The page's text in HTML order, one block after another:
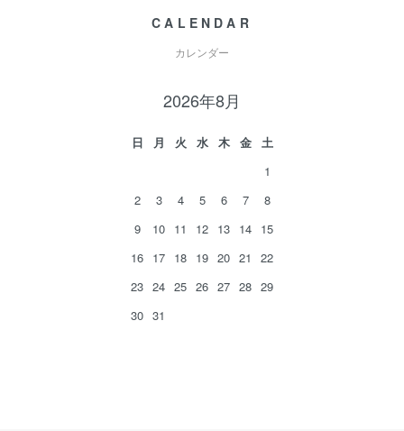
CALENDAR
カレンダー
2026年8月
日 月 火 水 木 金
土
1
2
3 4 5 6 7
8
9
10 11 12 13 14 15
16 17 18 19 20 21
22
23 24 25 26 27 28 29
30 31